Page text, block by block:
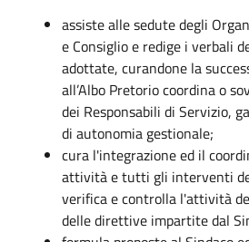
assiste alle sedute degli
e Consiglio e redige i verbali
adottate, curandone la
all’Albo Pretorio coordina o
dei Responsabili di Servizio,
di autonomia gestionale;
cura l'integrazione ed il
attività e tutti gli interventi
verifica e controlla l'attività
delle direttive impartite dal